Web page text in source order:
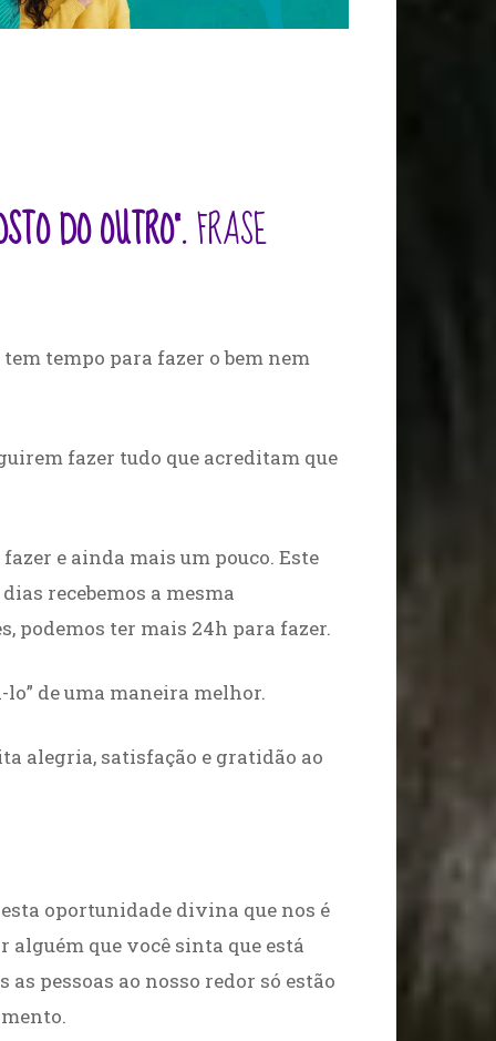
DO OUTRO”.FRASE
tempo para fazer o bem nem
fazer tudo que acreditam que
e ainda mais um pouco. Este
recebemos a mesma
podemos ter mais 24h para fazer.
de uma maneira melhor.
alegria, satisfação e gratidão ao
oportunidade divina que nos é
que você sinta que está
pessoas ao nosso redor só estão